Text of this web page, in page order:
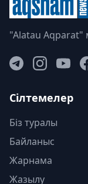
"Alatau Aqparat"
Сілтемелер
Біз туралы
Байланыс
Жарнама
Жазылу